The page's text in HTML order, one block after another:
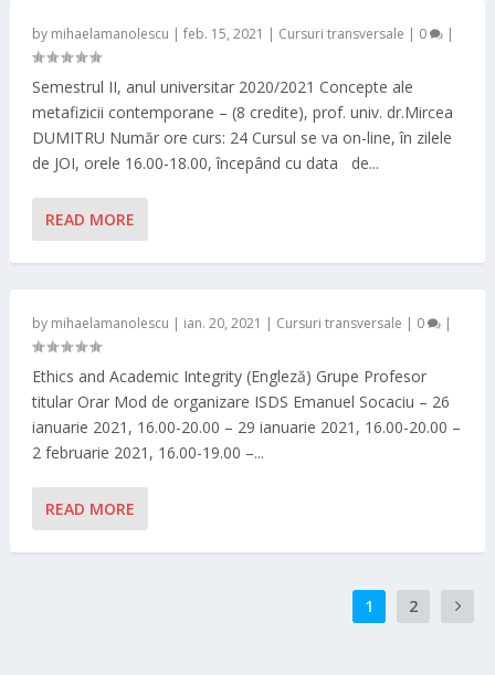
by mihaelamanolescu | feb. 15, 2021 | Cursuri transversale | 0 |
Semestrul II, anul universitar 2020/2021 Concepte ale
metafizicii contemporane – (8 credite), prof. univ. dr.Mircea
DUMITRU Număr ore curs: 24 Cursul se va on-line, în zilele
de JOI, orele 16.00-18.00, începând cu data de...
READ MORE
by mihaelamanolescu | ian. 20, 2021 | Cursuri transversale | 0 |
Ethics and Academic Integrity (Engleză) Grupe Profesor
titular Orar Mod de organizare ISDS Emanuel Socaciu – 26
ianuarie 2021, 16.00-20.00 – 29 ianuarie 2021, 16.00-20.00 –
2 februarie 2021, 16.00-19.00 –...
READ MORE
1 2